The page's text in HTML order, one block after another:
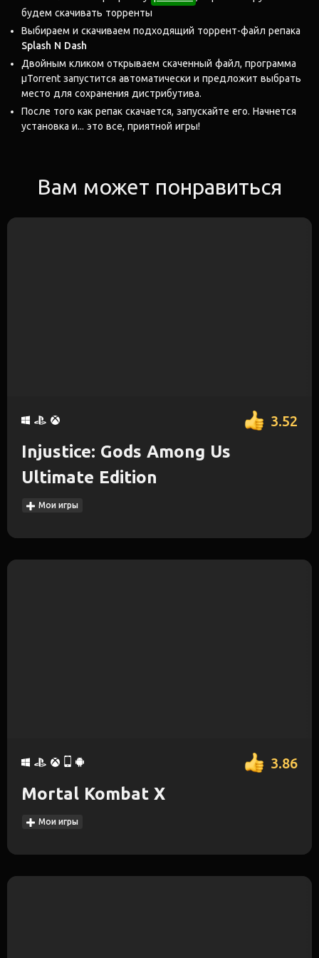
будем скачивать торренты
Выбираем и скачиваем подходящий торрент-файл репака
Splash N Dash
Двойным кликом открываем скаченный файл, программа
μTorrent запустится автоматически и предложит выбрать
место для сохранения дистрибутива.
После того как репак скачается, запускайте его. Начнется
установка и... это все, приятной игры!
Вам может понравиться
3.52
Injustice: Gods Among Us
Ultimate Edition
Мои игры
3.86
Mortal Kombat X
Мои игры